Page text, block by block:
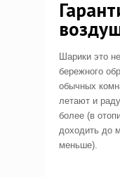
Шарики это
бережного
обычных
летают и
более (в
доходить до
меньше).